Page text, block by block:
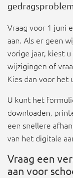
Vraag voor 1 juni
aan. Als er geen
vorige jaar, kiest
wijzigingen of
Kies dan voor het
U kunt het
downloaden,
een snellere
van het digitale
Vraag een
aan voor